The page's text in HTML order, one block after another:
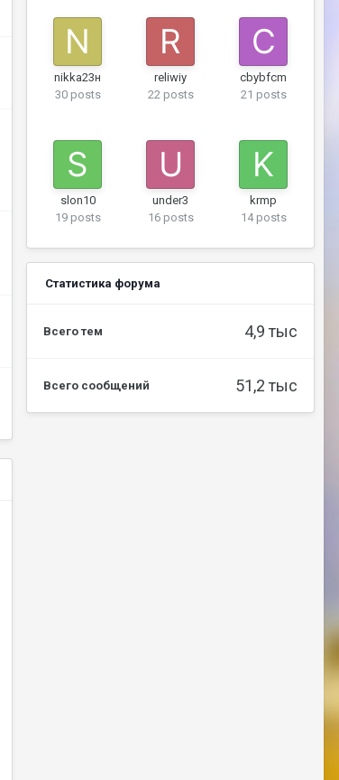
nikka23н
30 posts
reliwiy
22 posts
cbybfcm
21 posts
slon10
19 posts
under3
16 posts
krmp
14 posts
Статистика форума
Всего тем 4,9 тыс
Всего сообщений 51,2 тыс